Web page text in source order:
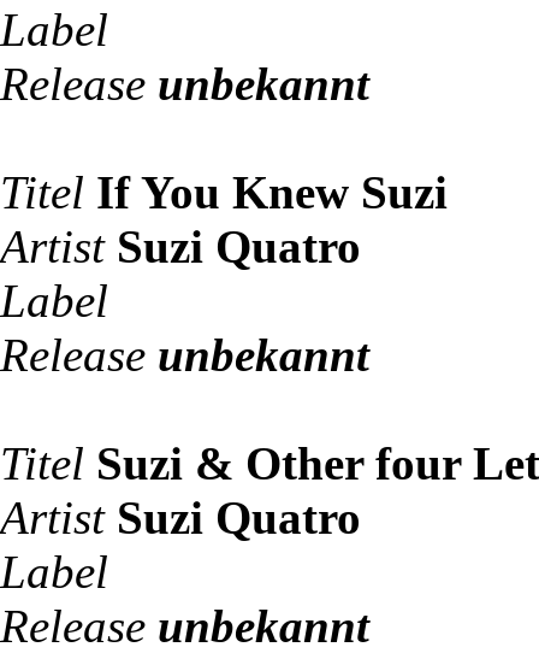
Label
Release unbekannt
Titel If You Knew Suzi
Artist Suzi Quatro
Label
Release unbekannt
Titel Suzi & Other four
Artist Suzi Quatro
Label
Release unbekannt